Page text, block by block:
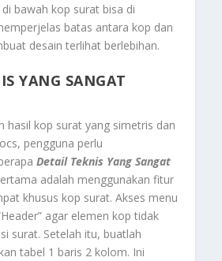
bawah kop surat bisa di
batas antara kop dan
desain terlihat berlebihan.
YANG SANGAT
hasil kop surat yang simetris dan
pengguna perlu
Detail Teknis Yang Sangat
adalah menggunakan fitur
khusus kop surat. Akses menu
agar elemen kop tidak
surat. Setelah itu, buatlah
tabel 1 baris 2 kolom. Ini